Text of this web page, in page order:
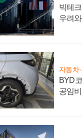
빅테
우려
자동차
BYD
공임